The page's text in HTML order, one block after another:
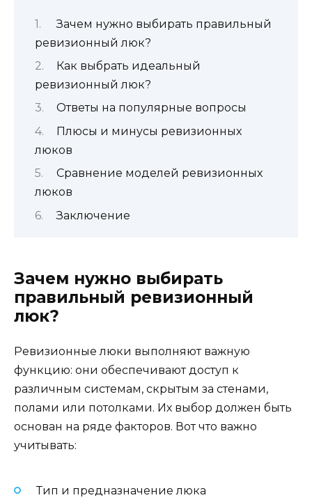
Зачем нужно выбирать правильный
ревизионный люк?
Как выбрать идеальный
ревизионный люк?
Ответы на популярные вопросы
Плюсы и минусы ревизионных
люков
Сравнение моделей ревизионных
люков
Заключение
Зачем нужно выбирать
правильный ревизионный
люк?
Ревизионные люки выполняют важную
функцию: они обеспечивают доступ к
различным системам, скрытым за стенами,
полами или потолками. Их выбор должен быть
основан на ряде факторов. Вот что важно
учитывать:
Тип и предназначение люка